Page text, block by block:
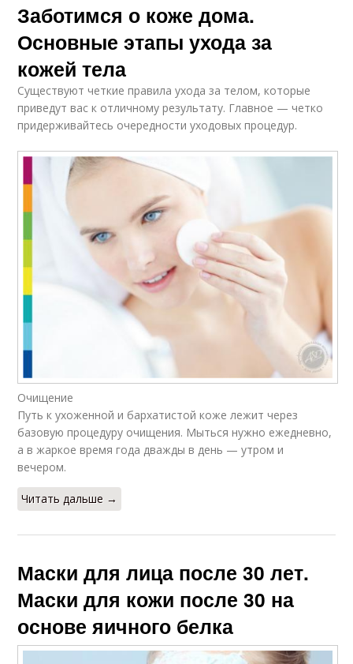
Заботимся о коже дома.
Основные этапы ухода за
кожей тела
Существуют четкие правила ухода за телом, которые
приведут вас к отличному результату. Главное — четко
придерживайтесь очередности уходовых процедур.
Очищение
Путь к ухоженной и бархатистой коже лежит через
базовую процедуру очищения. Мыться нужно ежедневно,
а в жаркое время года дважды в день — утром и
вечером.
Читать дальше →
Маски для лица после 30 лет.
Маски для кожи после 30 на
основе яичного белка